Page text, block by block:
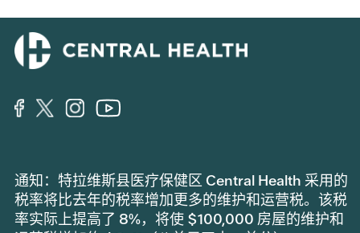
通知：特拉维斯县医疗保健区 Central Health 采用的
税率将比去年的税率增加更多的维护和运营税。该税
率实际上提高了 8%，将使 $100,000 房屋的维护和